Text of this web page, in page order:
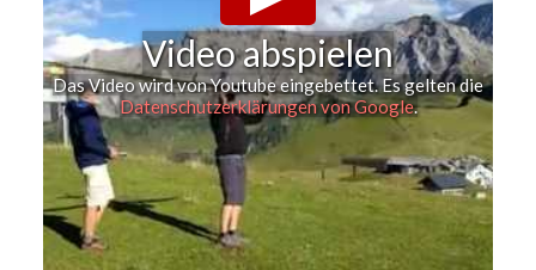
Video abspielen
Das Video wird von Youtube eingebettet. Es gelten die
Datenschutzerklärungen von Google.